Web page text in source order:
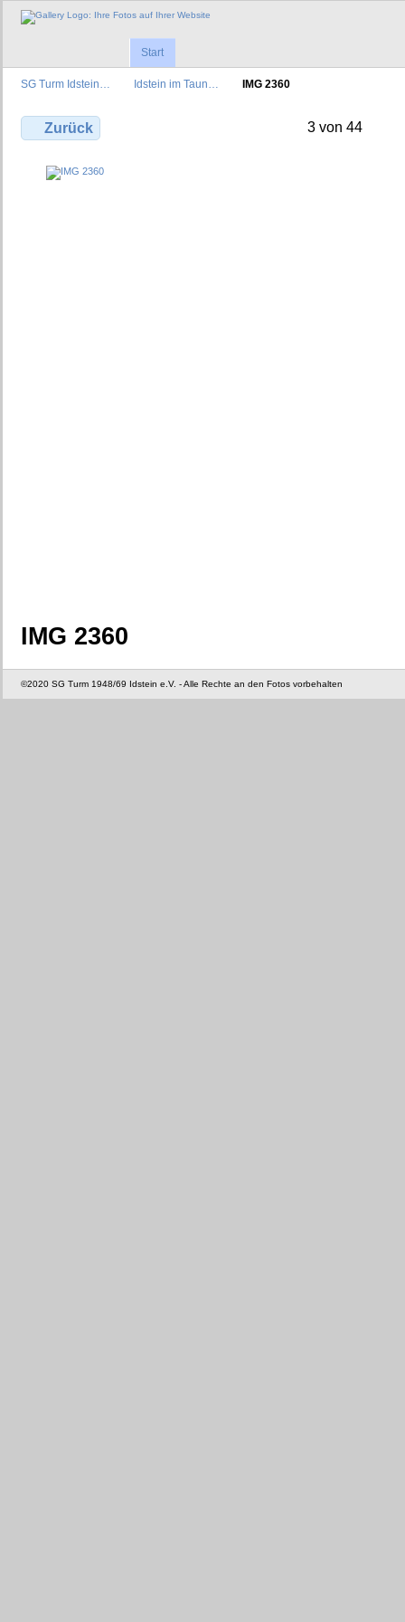
Start
SG Turm Idstein… Idstein im Taun… IMG 2360
Zurück 3 von 44
IMG 2360
©2020 SG Turm 1948/69 Idstein e.V. - Alle Rechte an den Fotos vorbehalten